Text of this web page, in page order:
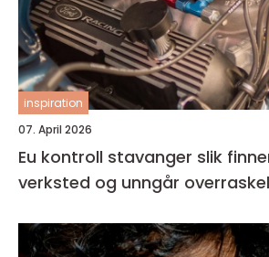
inspiration
07. April 2026
Eu kontroll stavanger slik finner du riktig
verksted og unngår